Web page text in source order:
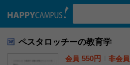
ペスタロッチーの教育学
会員 550円 非会員